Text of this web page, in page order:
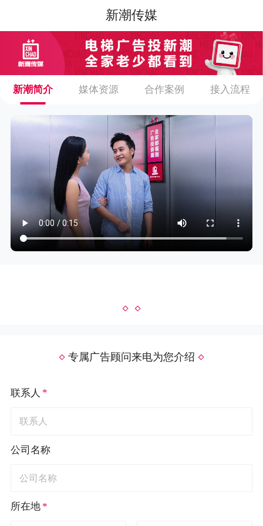
新潮传媒
新潮简介 媒体资源 合作案例 接入流程
专属广告顾问来电为您介绍
联系人 *
公司名称
所在地 *